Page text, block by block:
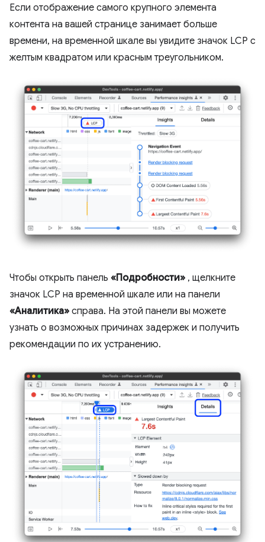
Если отображение самого крупного элемента
контента на вашей странице занимает больше
времени, на временной шкале вы увидите значок LCP с
желтым квадратом или красным треугольником.
Чтобы открыть панель «Подробности» , щелкните
значок LCP на временной шкале или на панели
«Аналитика» справа. На этой панели вы можете
узнать о возможных причинах задержек и получить
рекомендации по их устранению.